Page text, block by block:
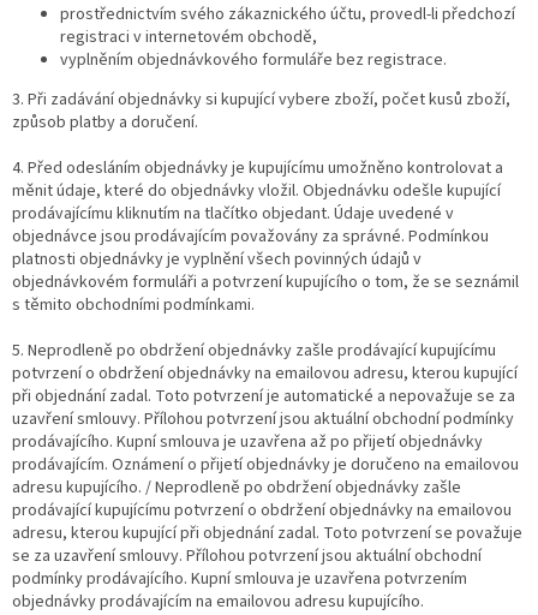
prostřednictvím svého zákaznického účtu, provedl-li předchozí
registraci v internetovém obchodě,
vyplněním objednávkového formuláře bez registrace.
3. Při zadávání objednávky si kupující vybere zboží, počet kusů zboží,
způsob platby a doručení.
4. Před odesláním objednávky je kupujícímu umožněno kontrolovat a
měnit údaje, které do objednávky vložil. Objednávku odešle kupující
prodávajícímu kliknutím na tlačítko objedant. Údaje uvedené v
objednávce jsou prodávajícím považovány za správné. Podmínkou
platnosti objednávky je vyplnění všech povinných údajů v
objednávkovém formuláři a potvrzení kupujícího o tom, že se seznámil
s těmito obchodními podmínkami.
5. Neprodleně po obdržení objednávky zašle prodávající kupujícímu
potvrzení o obdržení objednávky na emailovou adresu, kterou kupující
při objednání zadal. Toto potvrzení je automatické a nepovažuje se za
uzavření smlouvy. Přílohou potvrzení jsou aktuální obchodní podmínky
prodávajícího. Kupní smlouva je uzavřena až po přijetí objednávky
prodávajícím. Oznámení o přijetí objednávky je doručeno na emailovou
adresu kupujícího. / Neprodleně po obdržení objednávky zašle
prodávající kupujícímu potvrzení o obdržení objednávky na emailovou
adresu, kterou kupující při objednání zadal. Toto potvrzení se považuje
se za uzavření smlouvy. Přílohou potvrzení jsou aktuální obchodní
podmínky prodávajícího. Kupní smlouva je uzavřena potvrzením
objednávky prodávajícím na emailovou adresu kupujícího.